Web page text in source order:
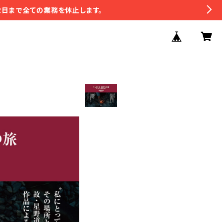
まで全ての業務を休止します。